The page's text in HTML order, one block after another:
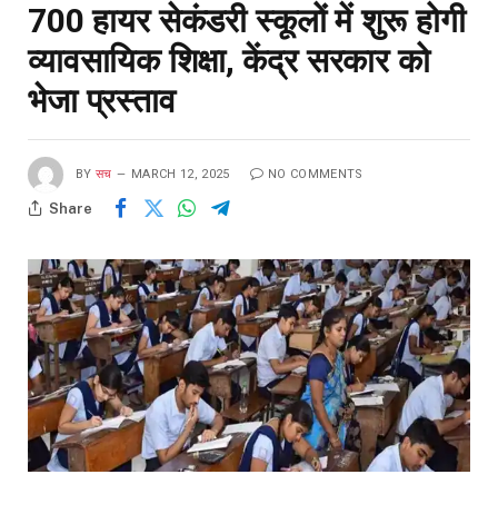
700 हायर सेकंडरी स्कूलों में शुरू होगी
व्यावसायिक शिक्षा, केंद्र सरकार को
भेजा प्रस्ताव
BY सच MARCH 12, 2025 NO COMMENTS
Share